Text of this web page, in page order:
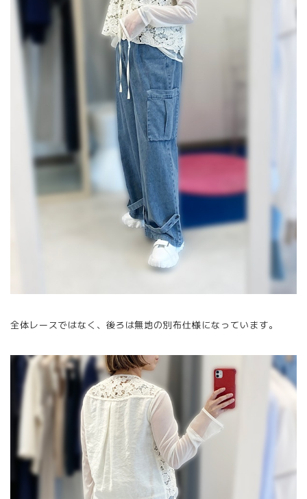
全体レースではなく、後ろは無地の別布仕様になっています。